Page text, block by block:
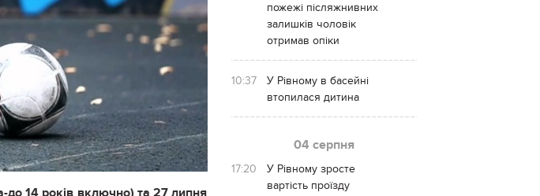
пожежі післяжнивних
залишків чоловік
отримав опіки
10:37
У Рівному в басейні
втопилася дитина
04 серпня
17:20
У Рівному зросте
вартість проїзду